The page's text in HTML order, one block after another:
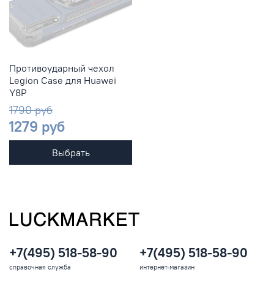
Противоударный чехол
Legion Case для Huawei
Y8P
1790 руб
1279 руб
Выбрать
+7(495) 518-58-90
справочная служба
+7(495) 518-58-90
интернет-магазин